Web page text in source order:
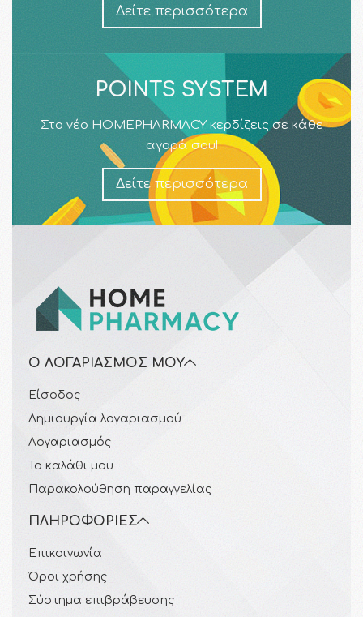
Δείτε περισσότερα
POINTS SYSTEM
Στο νέο HOMEPHARMACY κερδίζεις σε κάθε
αγορά σου!
Δείτε περισσότερα
Ο ΛΟΓΑΡΙΑΣΜΌΣ ΜΟΥ
Είσοδος
Δημιουργία λογαριασμού
Λογαριασμός
Το καλάθι μου
Παρακολούθηση παραγγελίας
ΠΛΗΡΟΦΟΡΊΕΣ
Επικοινωνία
Όροι χρήσης
Σύστημα επιβράβευσης